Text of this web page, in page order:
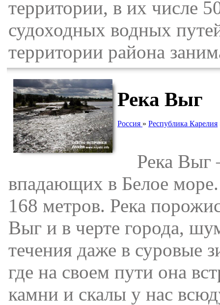
территории, в их числе
судоходных водных
территории района
Река Выг
Россия »Республика Карелия
Река Выг
впадающих в Белое
168 метров. Река
Выг и в черте города,
течения даже в суровые
где на своем пути она
камни и скалы у нас